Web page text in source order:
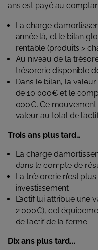
ans est payé au
La charge
année là, et le bilan
rentable (produits >
Au niveau de la
trésorerie disponible
Dans le bilan, la
de 10 000€ et le
000€. Ce mouvement
valeur au total de
Trois ans plus tard…
La charge
dans le compte de
La trésorerie n’est
investissement
L’actif lui attribue une
2 000€), cet
de l’actif de la ferme.
Dix ans plus tard...